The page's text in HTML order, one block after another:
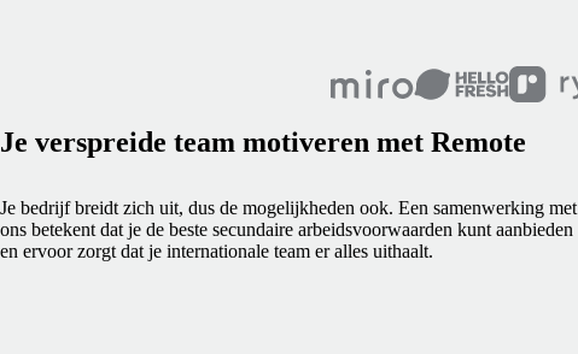
Je verspreide team motiveren met Remote
Je bedrijf breidt zich uit, dus de mogelijkheden ook. Een samenwerking met
ons betekent dat je de beste secundaire arbeidsvoorwaarden kunt aanbieden
en ervoor zorgt dat je internationale team er alles uithaalt.